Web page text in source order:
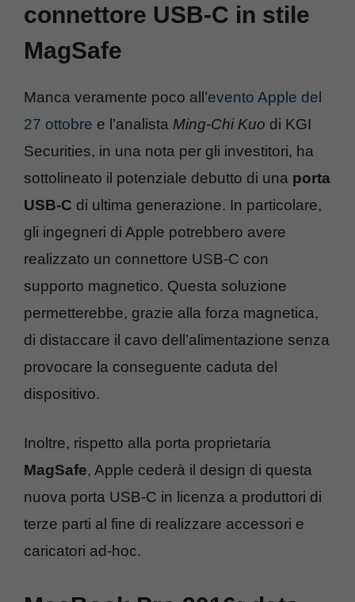
connettore USB-C in stile
MagSafe
Manca veramente poco all’evento Apple del
27 ottobre e l’analista Ming-Chi Kuo di KGI
Securities, in una nota per gli investitori, ha
sottolineato il potenziale debutto di una porta
USB-C di ultima generazione. In particolare,
gli ingegneri di Apple potrebbero avere
realizzato un connettore USB-C con
supporto magnetico. Questa soluzione
permetterebbe, grazie alla forza magnetica,
di distaccare il cavo dell’alimentazione senza
provocare la conseguente caduta del
dispositivo.
Inoltre, rispetto alla porta proprietaria
MagSafe, Apple cederà il design di questa
nuova porta USB-C in licenza a produttori di
terze parti al fine di realizzare accessori e
caricatori ad-hoc.